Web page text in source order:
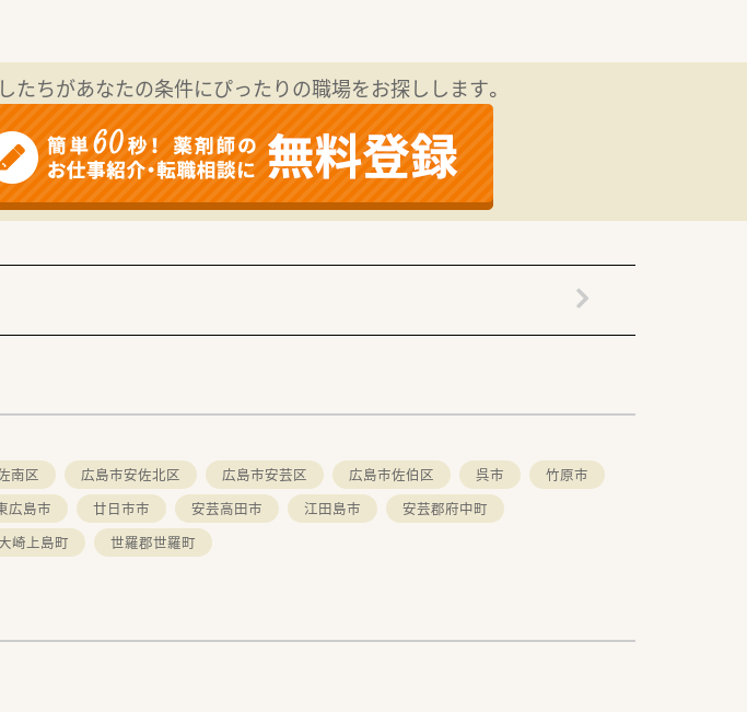
たちがあなたの条件にぴったりの職場をお探しします。
南区 広島市安佐北区 広島市安芸区 広島市佐伯区 呉市
竹原市
広島市 廿日市市 安芸高田市 江田島市
安芸郡府中町
崎上島町 世羅郡世羅町